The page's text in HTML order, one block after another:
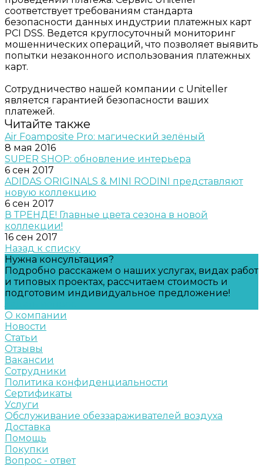
соответствует требованиям стандарта
безопасности данных индустрии платежных карт
PCI DSS. Ведется круглосуточный мониторинг
мошеннических операций, что позволяет выявить
попытки незаконного использования платежных
карт.
Сотрудничество нашей компании с Uniteller
является гарантией безопасности ваших
платежей.
Читайте также
Air Foamposite Pro: магический зелёный
8 мая 2016
SUPER SHOP: обновление интерьера
6 сен 2017
ADIDAS ORIGINALS & MINI RODINI представляют
новую коллекцию
6 сен 2017
В ТРЕНДЕ! Главные цвета сезона в новой
коллекции!
16 сен 2017
Назад к списку
Нужна консультация?
Подробно расскажем о наших услугах, видах работ
и типовых проектах, рассчитаем стоимость и
подготовим индивидуальное предложение!
О компании
Новости
Статьи
Отзывы
Вакансии
Сотрудники
Политика конфиденциальности
Сертификаты
Услуги
Обслуживание обеззараживателей воздуха
Доставка
Помощь
Покупки
Вопрос - ответ